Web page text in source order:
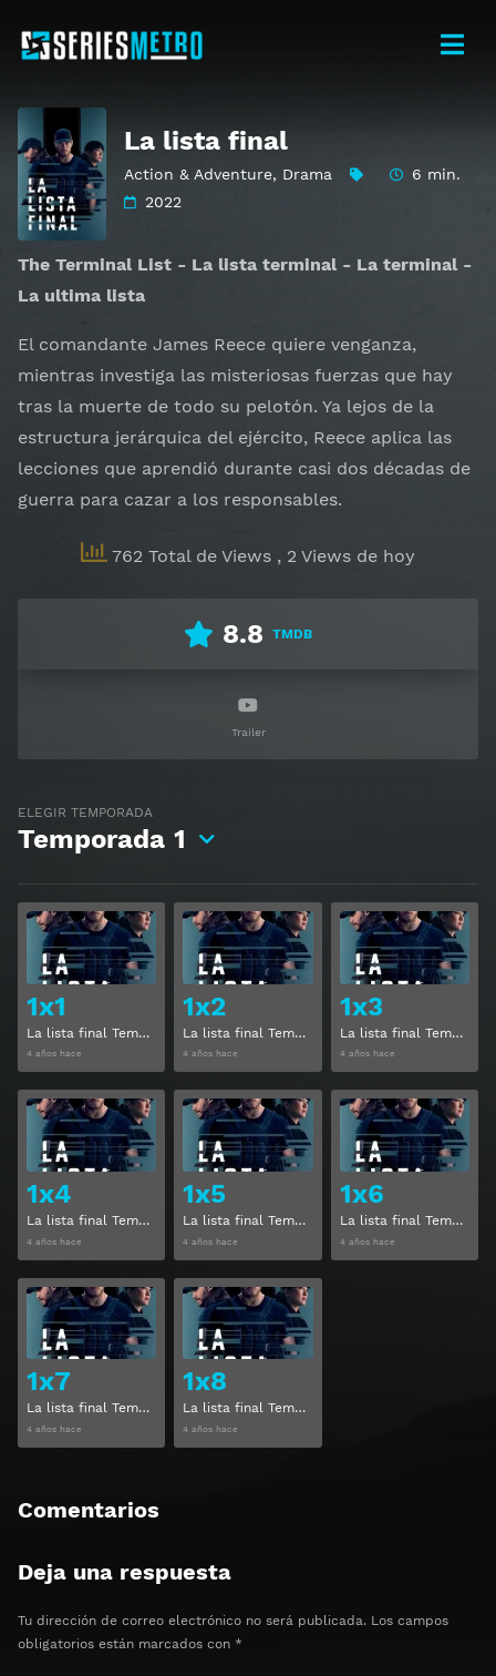
La lista final
Action & Adventure, Drama
6 min.
2022
The Terminal List - La lista terminal - La terminal -
La ultima lista
El comandante James Reece quiere venganza,
mientras investiga las misteriosas fuerzas que hay
tras la muerte de todo su pelotón. Ya lejos de la
estructura jerárquica del ejército, Reece aplica las
lecciones que aprendió durante casi dos décadas de
guerra para cazar a los responsables.
762 Total de Views , 2 Views de hoy
8.8 TMDB
Trailer
ELEGIR TEMPORADA
Temporada 1
1x1
La lista final Temporada 1 Capitulo 1
4 años hace
Ver
1x2
La lista final Temporada 1 Capitulo 2
4 años hace
Ver
1x3
La lista final Temporada 1 Capitulo 3
4 años hace
1x4
La lista final Temporada 1 Capitulo 4
4 años hace
Ver
1x5
La lista final Temporada 1 Capitulo 5
4 años hace
Ver
1x6
La lista final Temporada 1 Capitulo 6
4 años hace
1x7
La lista final Temporada 1 Capitulo 7
4 años hace
Ver
1x8
La lista final Temporada 1 Capitulo 8
4 años hace
Comentarios
Deja una respuesta
Tu dirección de correo electrónico no será publicada. Los campos
obligatorios están marcados con *